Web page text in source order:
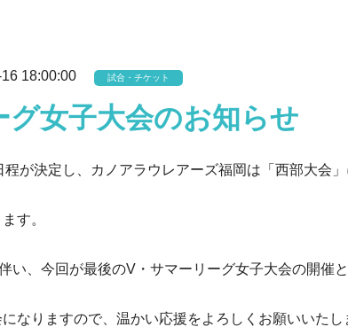
18:00:00 試合・チケット
女子大会のお知らせ
が決定し、カノアラウレアーズ福岡は「西部大会」
す。
い、今回が最後のV・サマーリーグ女子大会の開催と
なりますので、温かい応援をよろしくお願いいたし